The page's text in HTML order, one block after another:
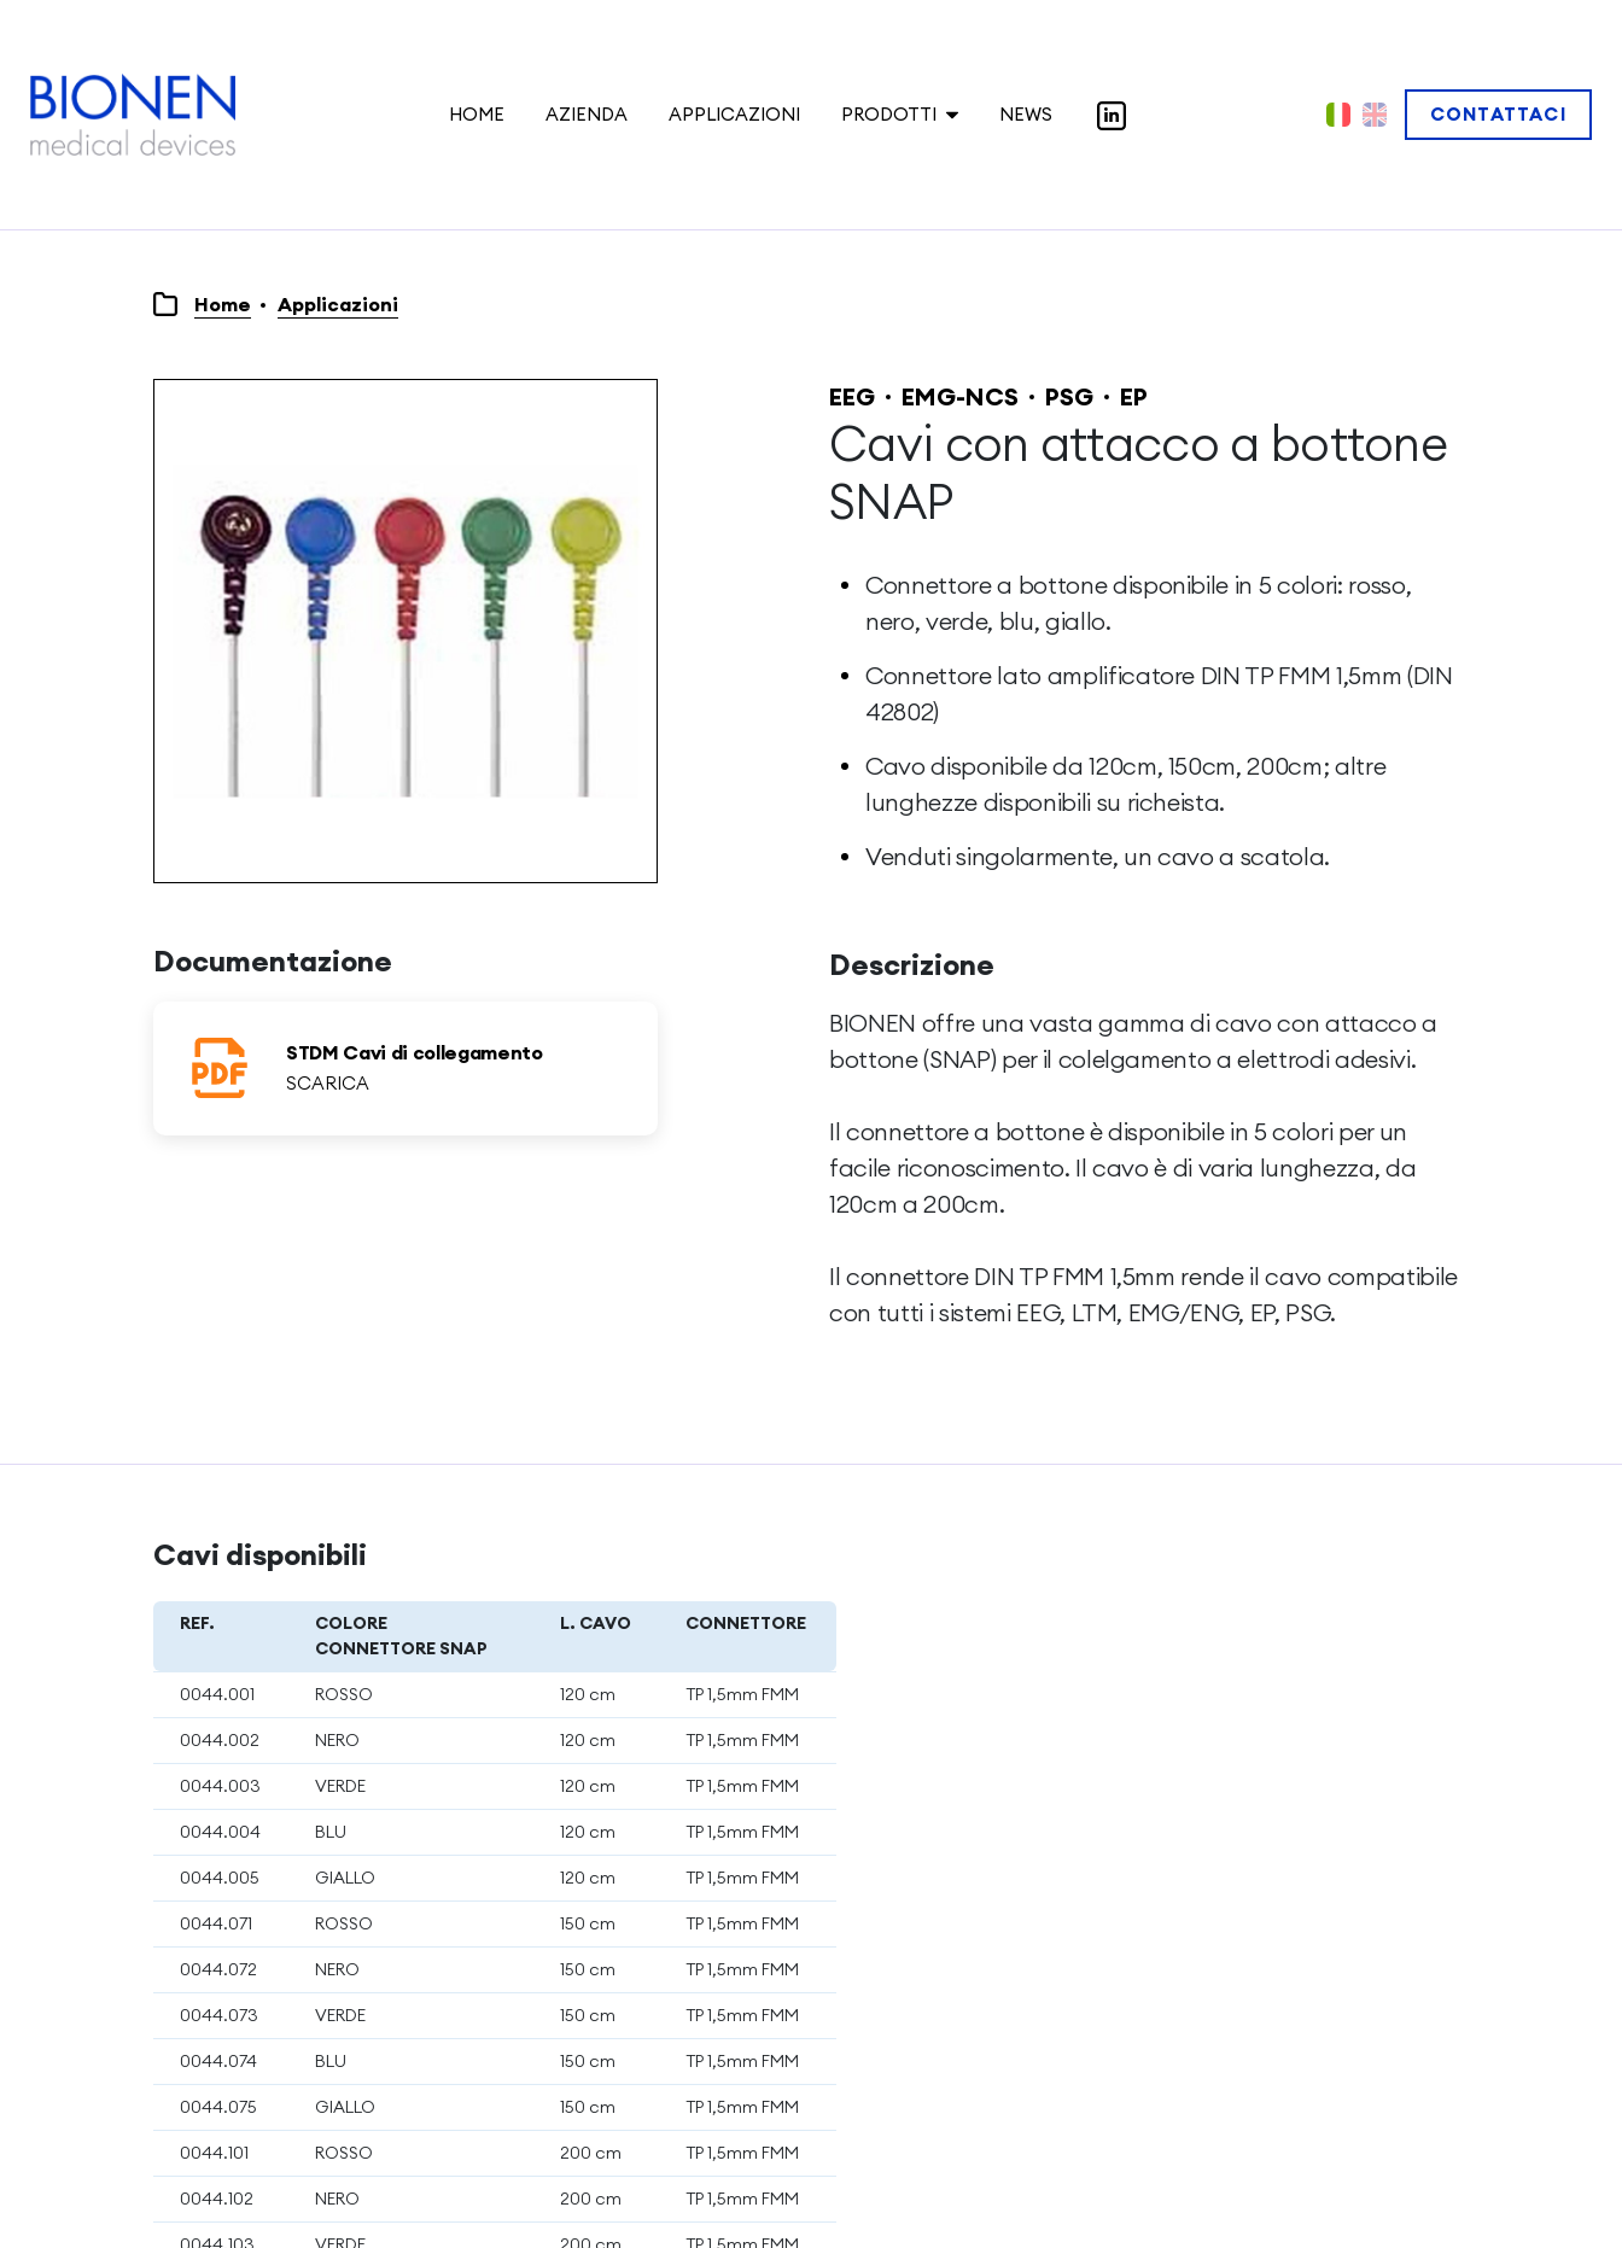
HOME AZIENDA APPLICAZIONI PRODOTTI NEWS CONTATTACI
Home Applicazioni
EEG EMG-NCS PSG EP
Cavi con attacco a bottone
SNAP
Connettore a bottone disponibile in 5 colori: rosso,
nero, verde, blu, giallo.
Connettore lato amplificatore DIN TP FMM 1,5mm (DIN
42802)
Cavo disponibile da 120cm, 150cm, 200cm; altre
lunghezze disponibili su richeista.
Venduti singolarmente, un cavo a scatola.
Descrizione
BIONEN offre una vasta gamma di cavo con attacco a
bottone (SNAP) per il colelgamento a elettrodi adesivi.
Il connettore a bottone è disponibile in 5 colori per un
facile riconoscimento. Il cavo è di varia lunghezza, da
120cm a 200cm.
Il connettore DIN TP FMM 1,5mm rende il cavo compatibile
con tutti i sistemi EEG, LTM, EMG/ENG, EP, PSG.
Documentazione
STDM Cavi di collegamento
SCARICA
Cavi disponibili
REF.
COLORE
CONNETTORE SNAP
L. CAVO CONNETTORE
0044.001 ROSSO 120 cm TP 1,5mm FMM
0044.002 NERO 120 cm TP 1,5mm FMM
0044.003 VERDE 120 cm TP 1,5mm FMM
0044.004 BLU 120 cm TP 1,5mm FMM
0044.005 GIALLO 120 cm TP 1,5mm FMM
0044.071 ROSSO 150 cm TP 1,5mm FMM
0044.072 NERO 150 cm TP 1,5mm FMM
0044.073 VERDE 150 cm TP 1,5mm FMM
0044.074 BLU 150 cm TP 1,5mm FMM
0044.075 GIALLO 150 cm TP 1,5mm FMM
0044.101 ROSSO 200 cm TP 1,5mm FMM
0044.102 NERO 200 cm TP 1,5mm FMM